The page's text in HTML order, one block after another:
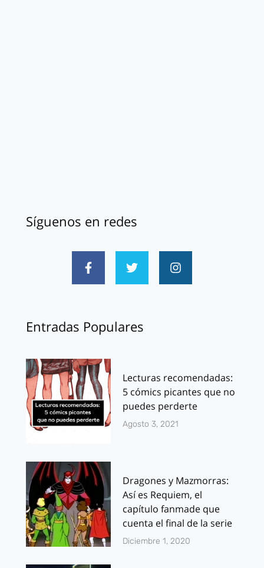
Síguenos en redes
Entradas Populares
Lecturas recomendadas:
5 cómics picantes que no
puedes perderte
Agosto 3, 2021
Dragones y Mazmorras:
Así es Requiem, el
capítulo fanmade que
cuenta el final de la serie
Diciembre 1, 2020